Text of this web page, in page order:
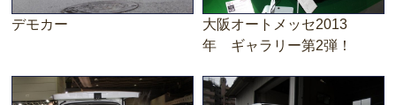
デモカー
大阪オートメッセ2013
年 ギャラリー第2弾！